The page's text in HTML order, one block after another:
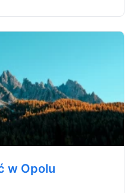
w Opolu